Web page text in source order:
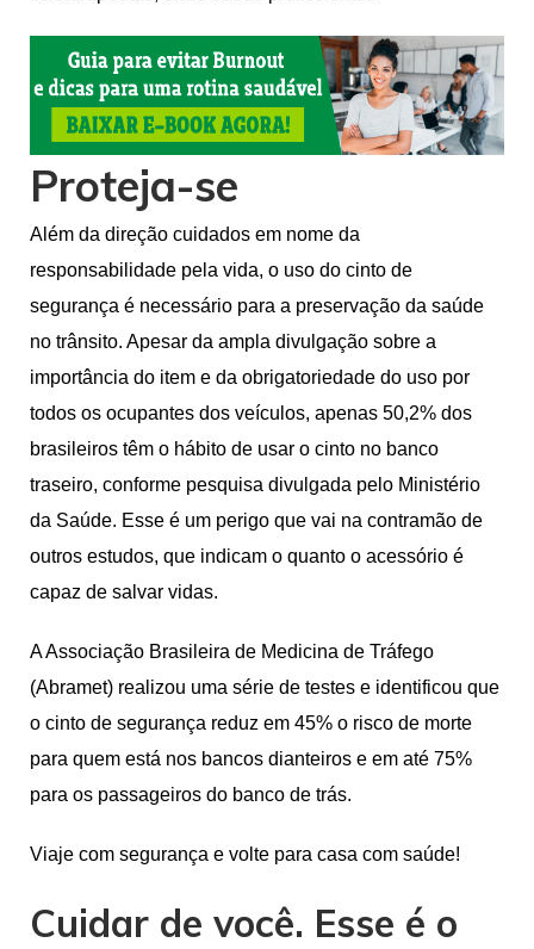
Proteja-se
Além da direção cuidados em nome da
responsabilidade pela vida, o uso do cinto de
segurança é necessário para a preservação da saúde
no trânsito. Apesar da ampla divulgação sobre a
importância do item e da obrigatoriedade do uso por
todos os ocupantes dos veículos, apenas 50,2% dos
brasileiros têm o hábito de usar o cinto no banco
traseiro, conforme pesquisa divulgada pelo Ministério
da Saúde. Esse é um perigo que vai na contramão de
outros estudos, que indicam o quanto o acessório é
capaz de salvar vidas.
A Associação Brasileira de Medicina de Tráfego
(Abramet) realizou uma série de testes e identificou que
o cinto de segurança reduz em 45% o risco de morte
para quem está nos bancos dianteiros e em até 75%
para os passageiros do banco de trás.
Viaje com segurança e volte para casa com saúde!
Cuidar de você. Esse é o